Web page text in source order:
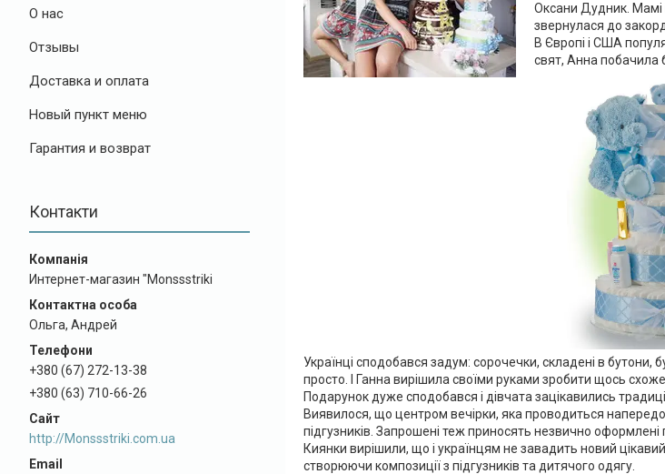
О нас
Отзывы
Доставка и оплата
Новый пункт меню
Гарантия и возврат
Контакти
Интернет-магазин "Monssstriki
Ольга, Андрей
+380 (67) 272-13-38
+380 (63) 710-66-26
http://Monssstriki.com.ua
Оксани Дудник. Мамі
звернулася до
В Європі і США
свят, Анна побачила
Українці сподобався задум: сорочечки, складені в бутони,
просто. І Ганна вирішила своїми руками зробити щось
Подарунок дуже сподобався і дівчата зацікавились
Виявилося, що центром вечірки, яка проводиться
підгузників. Запрошені теж приносять незвично оформлені
Киянки вирішили, що і українцям не завадить новий
створюючи композиції з підгузників та дитячого одягу.